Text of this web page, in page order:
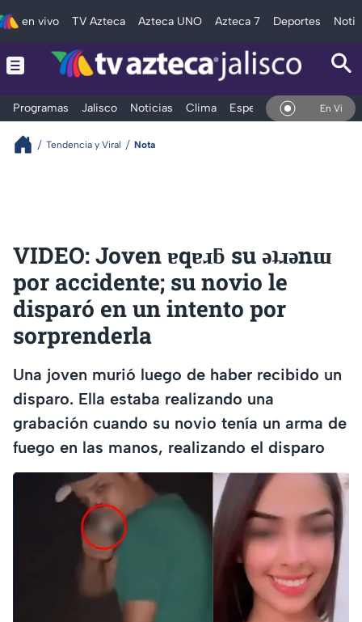
en vivo TV Azteca Azteca UNO Azteca 7 Deportes
Programas Jalisco Noticias Clima Espectáculos Deportes
En Vivo
Tendencia y Viral Nota
VIDEO: Joven ɐqɐɹƃ su ǝʇɹǝnɯ
por accidente; su novio le
disparó en un intento por
sorprenderla
Una joven murió luego de haber recibido un
disparo. Ella estaba realizando una
grabación cuando su novio tenía un arma de
fuego en las manos, realizando el disparo